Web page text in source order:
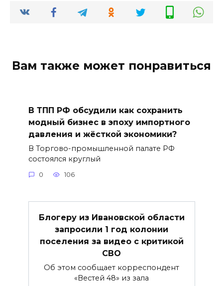
Вам также может понравиться
В ТПП РФ обсудили как сохранить
модный бизнес в эпоху импортного
давления и жёсткой экономики?
В Торгово-промышленной палате РФ
состоялся круглый
0 106
Блогеру из Ивановской области
запросили 1 год колонии
поселения за видео с критикой
СВО
Об этом сообщает корреспондент
«Вестей 48» из зала